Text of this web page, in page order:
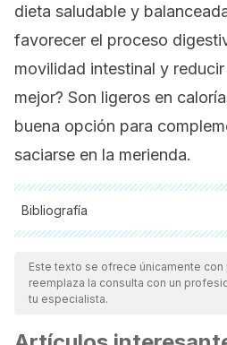
dieta saludable y
favorecer el proceso
movilidad intestinal y
mejor? Son ligeros en
buena opción para
saciarse en la merienda.
Bibliografía
Todas las fuentes citadas fueron
nuestro equipo, para asegurar su
vigencia y validez.La bibliografía
científica.
Este texto se ofrece únicamente
reemplaza la consulta con un
tu especialista.